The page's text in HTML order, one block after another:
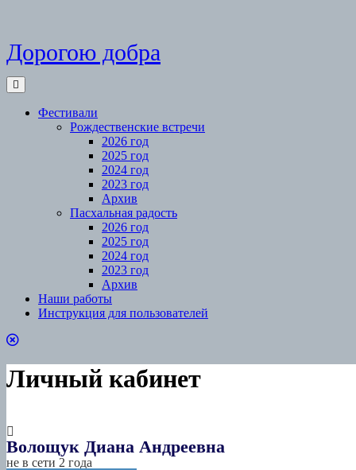
Skip
to
content
Дорогою добра
Menu
Фестивали
Рождественские встречи
2026 год
2025 год
2024 год
2023 год
Архив
Пасхальная радость
2026 год
2025 год
2024 год
2023 год
Архив
Наши работы
Инструкция для пользователей
Close
Личный кабинет
Волощук Диана Андреевна
не в сети 2 года